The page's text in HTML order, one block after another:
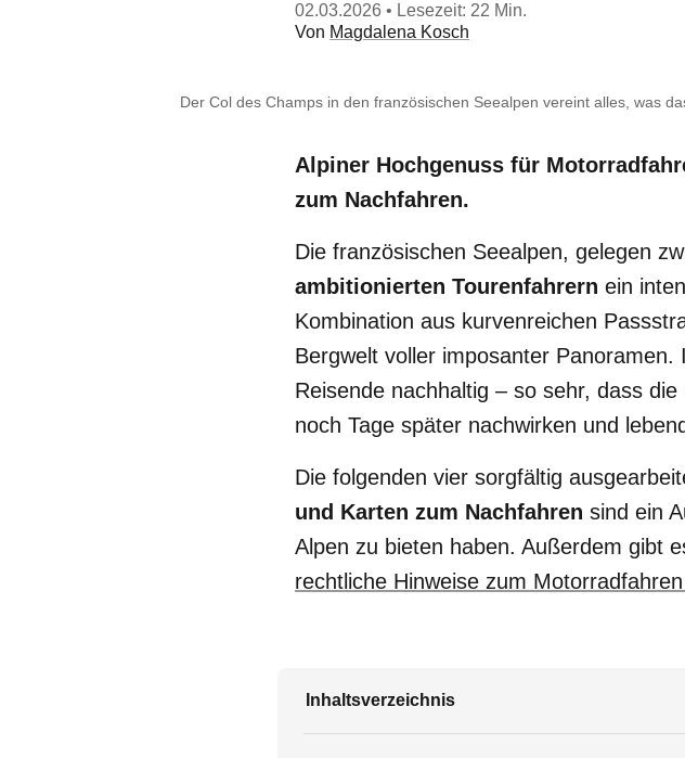
02.03.2026 • Lesezeit: 22 Min.
Von Magdalena Kosch
Der Col des Champs in den französischen Seealpen vereint alles, was
Alpiner Hochgenuss für
zum Nachfahren.
Die französischen Seealpen, gelegen
ambitionierten Tourenfahrern ein
Kombination aus kurvenreichen
Bergwelt voller imposanter
Reisende nachhaltig – so sehr, dass
noch Tage später nachwirken und
Die folgenden vier sorgfältig
und Karten zum Nachfahren sind ein
Alpen zu bieten haben. Außerdem gibt
rechtliche Hinweise zum
Inhaltsverzeichnis